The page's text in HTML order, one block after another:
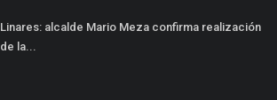
Linares: alcalde Mario Meza confirma realización
de la...